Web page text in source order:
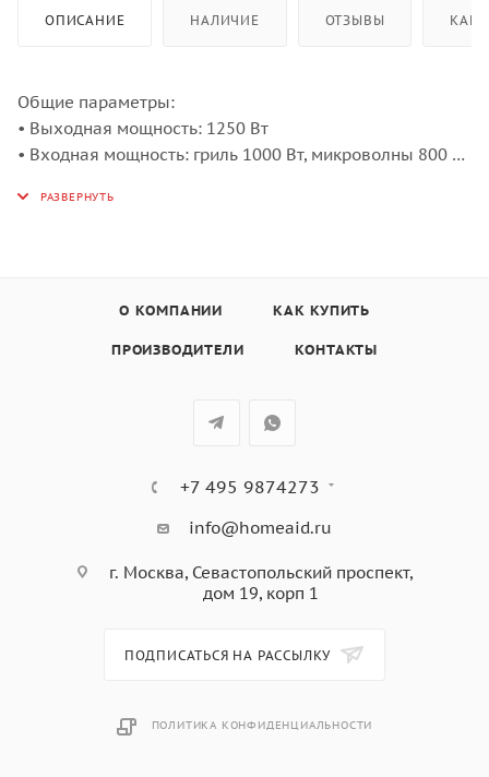
ОПИСАНИЕ НАЛИЧИЕ ОТЗЫВЫ КАК
Общие параметры:
• Выходная мощность: 1250 Вт
• Входная мощность: гриль 1000 Вт, микроволны 800 Вт
• Электронный дисплей, белые символы
• Регулировка мощности СВЧ на 5 уровнях
О КОМПАНИИ КАК КУПИТЬ
ПРОИЗВОДИТЕЛИ КОНТАКТЫ
+7 495 9874273
info@homeaid.ru
г. Москва, Севастопольский проспект,
дом 19, корп 1
ПОДПИСАТЬСЯ НА РАССЫЛКУ
ПОЛИТИКА КОНФИДЕНЦИАЛЬНОСТИ